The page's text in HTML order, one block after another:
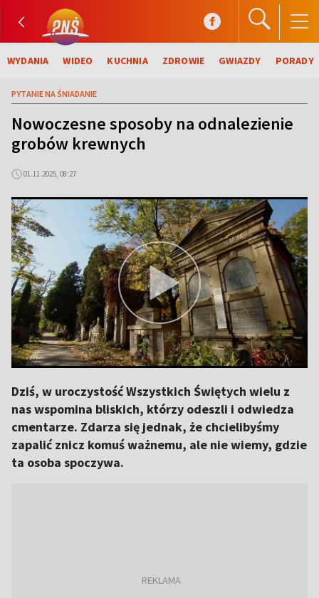
WYDANIA WIDEO KUCHNIA ZDROWIE GWIAZDY PORADY
PYTANIE NA ŚNIADANIE
Nowoczesne sposoby na odnalezienie
grobów krewnych
01.11.2025, 08:27
Dziś, w uroczystość Wszystkich Świętych wielu z
nas wspomina bliskich, którzy odeszli i odwiedza
cmentarze. Zdarza się jednak, że chcielibyśmy
zapalić znicz komuś ważnemu, ale nie wiemy, gdzie
ta osoba spoczywa.